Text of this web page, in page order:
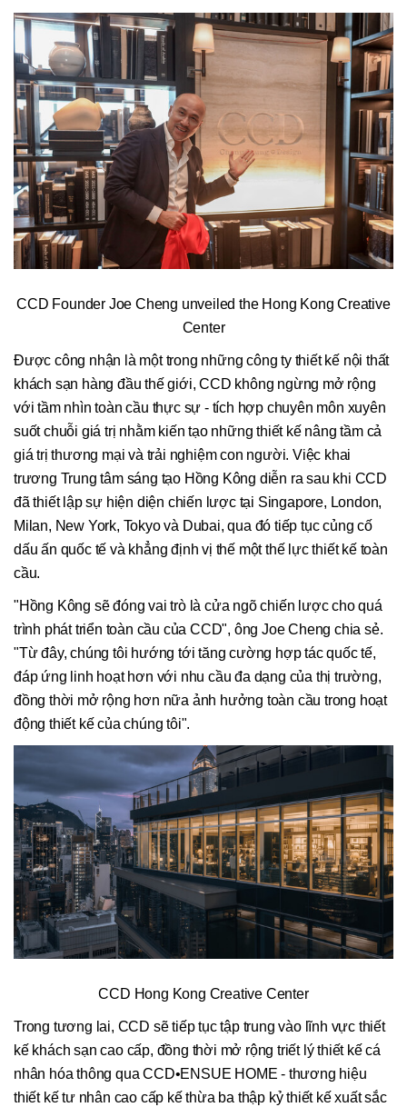
CCD Founder Joe Cheng unveiled the Hong Kong Creative
Center
Được công nhận là một trong những công ty thiết kế nội thất
khách sạn hàng đầu thế giới, CCD không ngừng mở rộng
với tầm nhìn toàn cầu thực sự - tích hợp chuyên môn xuyên
suốt chuỗi giá trị nhằm kiến tạo những thiết kế nâng tầm cả
giá trị thương mại và trải nghiệm con người. Việc khai
trương Trung tâm sáng tạo Hồng Kông diễn ra sau khi CCD
đã thiết lập sự hiện diện chiến lược tại Singapore, London,
Milan, New York, Tokyo và Dubai, qua đó tiếp tục củng cố
dấu ấn quốc tế và khẳng định vị thế một thế lực thiết kế toàn
cầu.
"Hồng Kông sẽ đóng vai trò là cửa ngõ chiến lược cho quá
trình phát triển toàn cầu của CCD", ông Joe Cheng chia sẻ.
"Từ đây, chúng tôi hướng tới tăng cường hợp tác quốc tế,
đáp ứng linh hoạt hơn với nhu cầu đa dạng của thị trường,
đồng thời mở rộng hơn nữa ảnh hưởng toàn cầu trong hoạt
động thiết kế của chúng tôi".
CCD Hong Kong Creative Center
Trong tương lai, CCD sẽ tiếp tục tập trung vào lĩnh vực thiết
kế khách sạn cao cấp, đồng thời mở rộng triết lý thiết kế cá
nhân hóa thông qua CCD•ENSUE HOME - thương hiệu
thiết kế tư nhân cao cấp kế thừa ba thập kỷ thiết kế xuất sắc